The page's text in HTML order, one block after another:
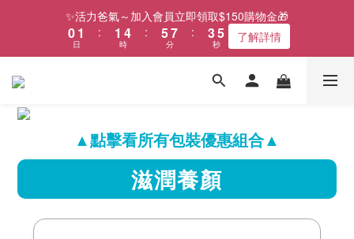
✨活力爸氣～加入會員立即領取$150購物金🎁
1
0
2
1
0
日
:
2
1
0
5
4
3
時
:
6
5
4
8
7
6
1
0
分
:
4
3
2
0
6
5
4
2
秒 了解詳情
▲點擊看所有包裝優惠組合▲
滋潤養顏